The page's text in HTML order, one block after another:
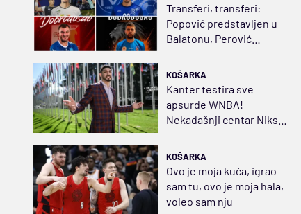
Transferi, transferi:
Popović predstavljen u
Balatonu, Perović
sve jači
KOŠARKA
Kanter testira sve
apsurde WNBA!
Nekadašnji centar Niksa
KOŠARKA
Ovo je moja kuća, igrao
sam tu, ovo je moja hala,
voleo sam nju